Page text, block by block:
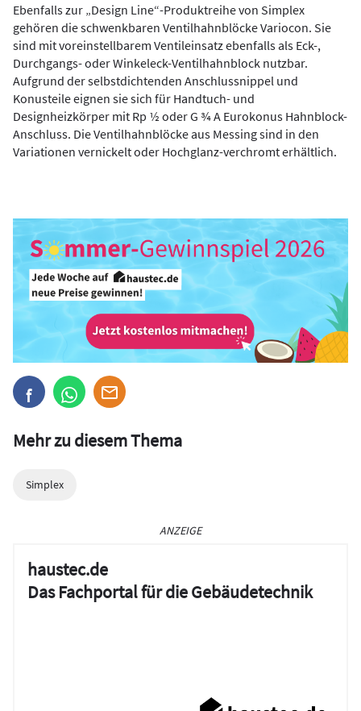
Ebenfalls zur „Design Line“-Produktreihe von Simplex
gehören die schwenkbaren Ventilhahnblöcke Variocon. Sie
sind mit voreinstellbarem Ventileinsatz ebenfalls als Eck-,
Durchgangs- oder Winkeleck-Ventilhahnblock nutzbar.
Aufgrund der selbstdichtenden Anschlussnippel und
Konusteile eignen sie sich für Handtuch- und
Designheizkörper mit Rp 1⁄2 oder G 3⁄4 A Eurokonus Hahnblock-
Anschluss. Die Ventilhahnblöcke aus Messing sind in den
Variationen vernickelt oder Hochglanz-verchromt erhältlich.
Mehr zu diesem Thema
Simplex
ANZEIGE
haustec.de
Das Fachportal für die Gebäudetechnik